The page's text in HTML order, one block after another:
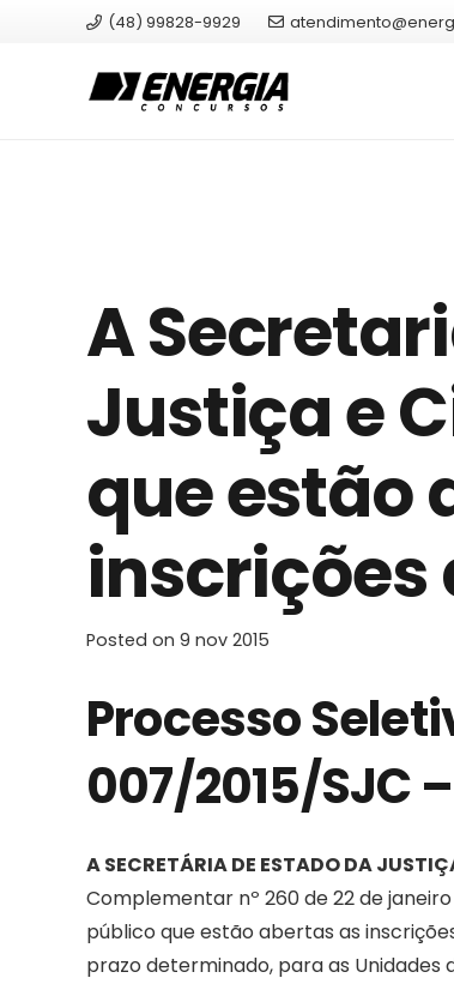
(48) 99828-9929
A
Justiça e
que estão
inscrições
Posted on 9 nov 2015
Processo
007/2015/SJC
A SECRETÁRIA DE ESTADO DA
Complementar nº 260 de 22 de
público que estão abertas as
prazo determinado, para as Unidades